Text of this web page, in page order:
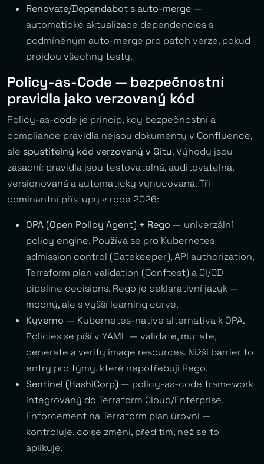
Renovate/Dependabot s auto-merge —
automatické aktualizace dependencies s
podmíněným auto-merge pro patch verze, pokud
projdou všechny testy.
Policy-as-Code — bezpečnostní
pravidla jako verzovaný kód
Policy-as-code je princip, kdy bezpečnostní a
compliance pravidla nejsou dokumenty v Confluence,
ale spustitelný kód verzovaný v Gitu. Výhody jsou
zásadní: pravidla jsou testovatelná, auditovatelná,
versionovaná a automaticky vynucovaná. Tři
dominantní přístupy v roce 2026:
OPA (Open Policy Agent) + Rego — univerzální
policy engine. Používá se pro Kubernetes
admission control (Gatekeeper), API authorization,
Terraform plan validation (Conftest) a CI/CD
pipeline decisions. Rego je deklarativní jazyk —
mocný, ale s vyšší learning curve.
Kyverno — Kubernetes-native alternativa k OPA.
Policies se píší v YAML — validate, mutate,
generate a verify image resources. Nižší barrier to
entry pro týmy, které nepotřebují Rego.
Sentinel (HashiCorp) — policy-as-code framework
integrovaný do Terraform Cloud/Enterprise.
Enforcement na Terraform plan úrovni —
kontroluje, co se změní, před tím, než se to
aplikuje.